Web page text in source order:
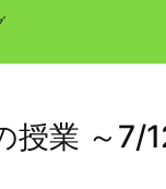
授業 ～7/